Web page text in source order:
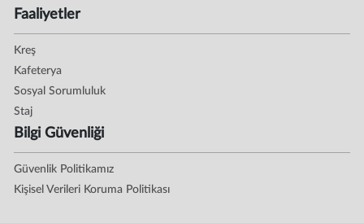
Faaliyetler
Kreş
Kafeterya
Sosyal Sorumluluk
Staj
Bilgi Güvenliği
Güvenlik Politikamız
Kişisel Verileri Koruma Politikası